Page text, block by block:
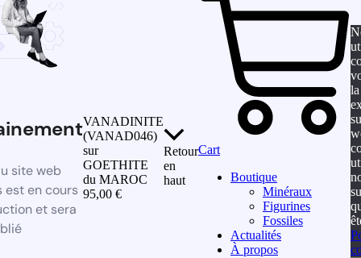
site web
est en cours
et sera
VANADINITE
(VANAD046)
sur
GOETHITE
du MAROC
95,00 €
Retour
en
haut
Cart
Boutique
Minéraux
Figurines
Fossiles
Actualités
À propos